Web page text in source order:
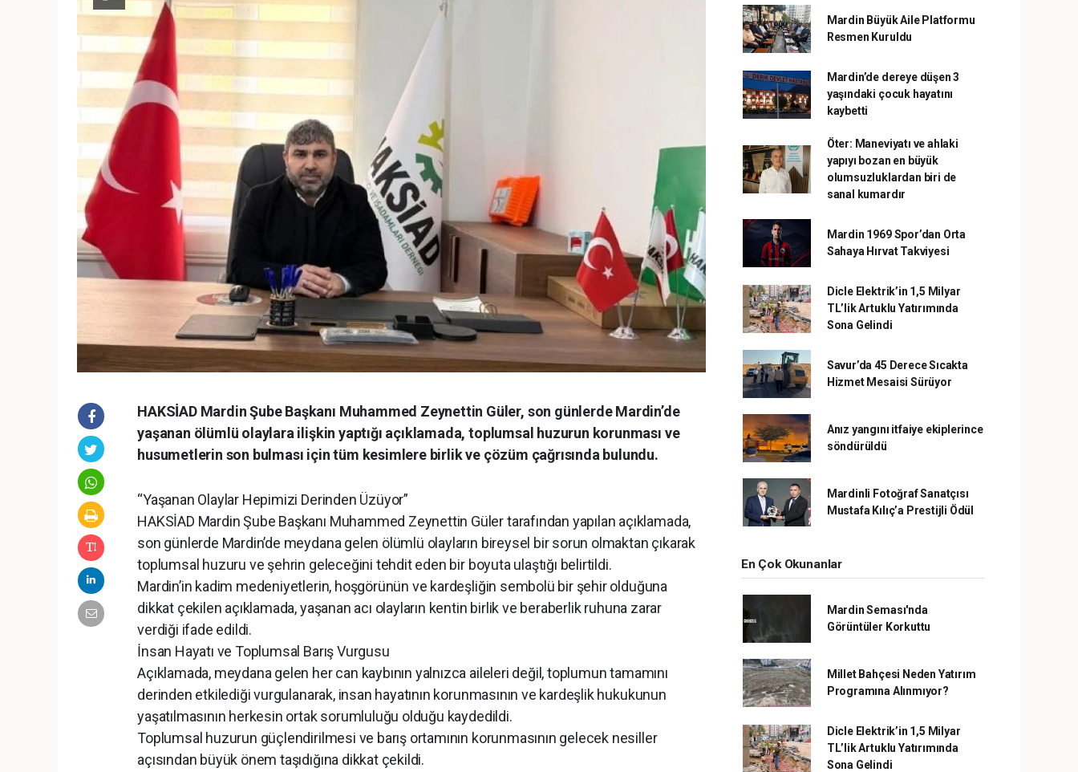
HAKSİAD Mardin Şube Başkanı Muhammed Zeynettin Güler, son günlerde Mardin’de
yaşanan ölümlü olaylara ilişkin yaptığı açıklamada, toplumsal huzurun korunması ve
husumetlerin son bulması için tüm kesimlere birlik ve çözüm çağrısında bulundu.
“Yaşanan Olaylar Hepimizi Derinden Üzüyor”
HAKSİAD Mardin Şube Başkanı Muhammed Zeynettin Güler tarafından yapılan açıklamada,
son günlerde Mardin’de meydana gelen ölümlü olayların bireysel bir sorun olmaktan çıkarak
toplumsal huzuru ve şehrin geleceğini tehdit eden bir boyuta ulaştığı belirtildi.
Mardin’in kadim medeniyetlerin, hoşgörünün ve kardeşliğin sembolü bir şehir olduğuna
dikkat çekilen açıklamada, yaşanan acı olayların kentin birlik ve beraberlik ruhuna zarar
verdiği ifade edildi.
İnsan Hayatı ve Toplumsal Barış Vurgusu
Açıklamada, meydana gelen her can kaybının yalnızca aileleri değil, toplumun tamamını
derinden etkilediği vurgulanarak, insan hayatının korunmasının ve kardeşlik hukukunun
yaşatılmasının herkesin ortak sorumluluğu olduğu kaydedildi.
Toplumsal huzurun güçlendirilmesi ve barış ortamının korunmasının gelecek nesiller
açısından büyük önem taşıdığına dikkat çekildi.
Mardin Büyük Aile Platformu
Resmen Kuruldu
Mardin’de dereye düşen 3
yaşındaki çocuk hayatını
kaybetti
Öter: Maneviyatı ve ahlaki
yapıyı bozan en büyük
olumsuzluklardan biri de
sanal kumardır
Mardin 1969 Spor’dan Orta
Sahaya Hırvat Takviyesi
Dicle Elektrik’in 1,5 Milyar
TL’lik Artuklu Yatırımında
Sona Gelindi
Savur’da 45 Derece Sıcakta
Hizmet Mesaisi Sürüyor
Anız yangını itfaiye ekiplerince
söndürüldü
Mardinli Fotoğraf Sanatçısı
Mustafa Kılıç’a Prestijli Ödül
En Çok Okunanlar
Mardin Seması'nda
Görüntüler Korkuttu
Millet Bahçesi Neden Yatırım
Programına Alınmıyor?
Dicle Elektrik’in 1,5 Milyar
TL’lik Artuklu Yatırımında
Sona Gelindi